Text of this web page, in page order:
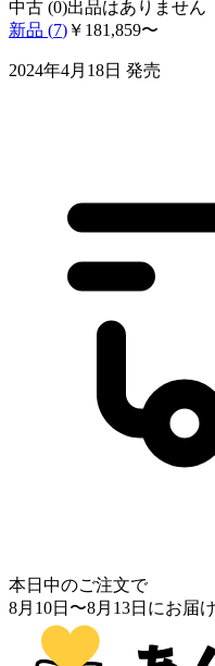
中古 (0)出品はありません
新品 (7) ￥ 181,859〜
2024年4月18日 発売
本日中のご注文で
8月10日 〜8月13日 にお届け